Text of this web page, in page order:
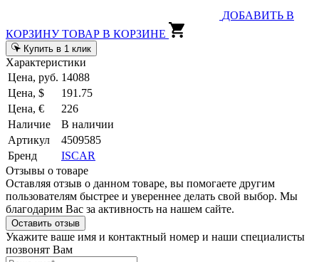
ДОБАВИТЬ В
КОРЗИНУ ТОВАР В КОРЗИНЕ
Купить в 1 клик
Характеристики
Цена, руб. 14088
Цена, $
191.75
Цена, €
226
Наличие
В наличии
Артикул
4509585
Бренд
ISCAR
Отзывы о товаре
Оставляя отзыв о данном товаре, вы помогаете другим
пользователям быстрее и увереннее делать свой выбор. Мы
благодарим Вас за активность на нашем сайте.
Оставить отзыв
Укажите ваше имя и контактный номер и наши специалисты
позвонят Вам